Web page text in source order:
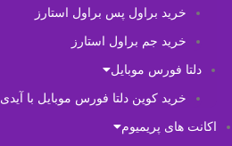
خرید براول پس براول استارز
خرید جم براول استارز
دلتا فورس موبایل
خرید کوین دلتا فورس موبایل با آیدی
اکانت های پریمیوم